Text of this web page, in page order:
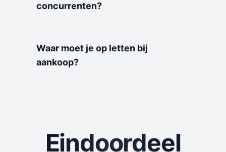
concurrenten?
Waar moet je op letten bij
aankoop?
Eindoordeel